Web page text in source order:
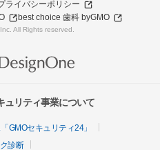
ライバシーポリシー
best choice 歯科 byGMO
All Rights reserved.
ュリティ事業について
GMOセキュリティ24」
診断